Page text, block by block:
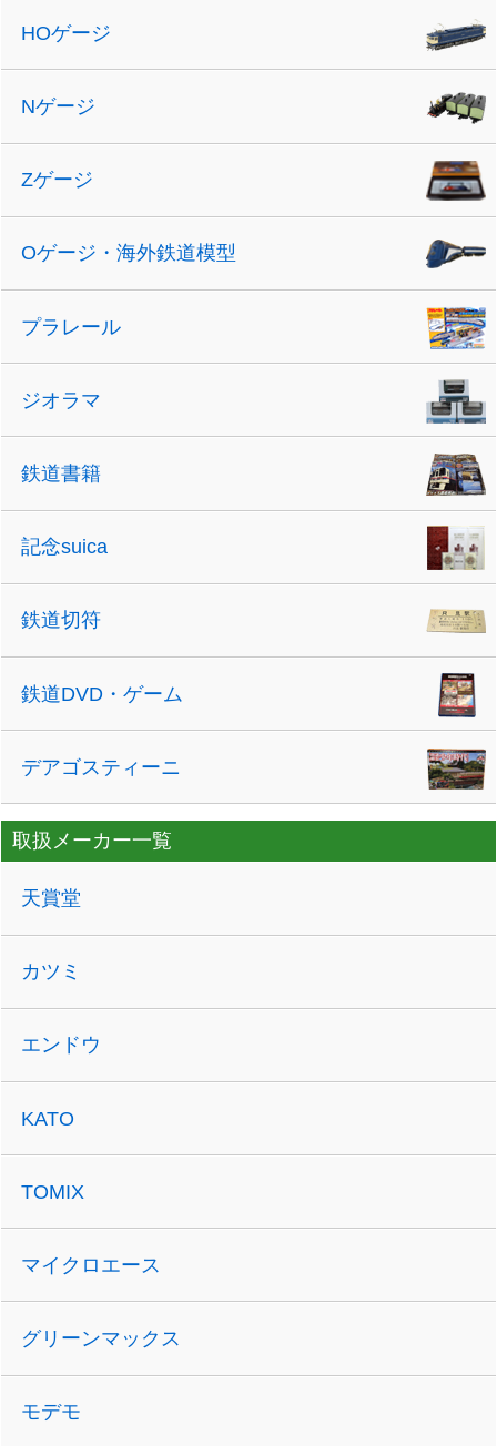
HOゲージ
Nゲージ
Zゲージ
Oゲージ・海外鉄道模型
プラレール
ジオラマ
鉄道書籍
記念suica
鉄道切符
鉄道DVD・ゲーム
デアゴスティーニ
取扱メーカー一覧
天賞堂
カツミ
エンドウ
KATO
TOMIX
マイクロエース
グリーンマックス
モデモ